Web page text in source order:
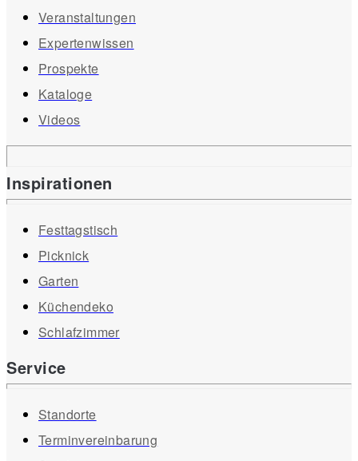
Veranstaltungen
Expertenwissen
Prospekte
Kataloge
Videos
Inspirationen
Festtagstisch
Picknick
Garten
Küchendeko
Schlafzimmer
Service
Standorte
Terminvereinbarung